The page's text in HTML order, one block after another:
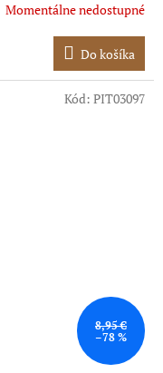
Momentálne nedostupné
Do košíka
8,95 €
–78 %
Kód: PIT03097